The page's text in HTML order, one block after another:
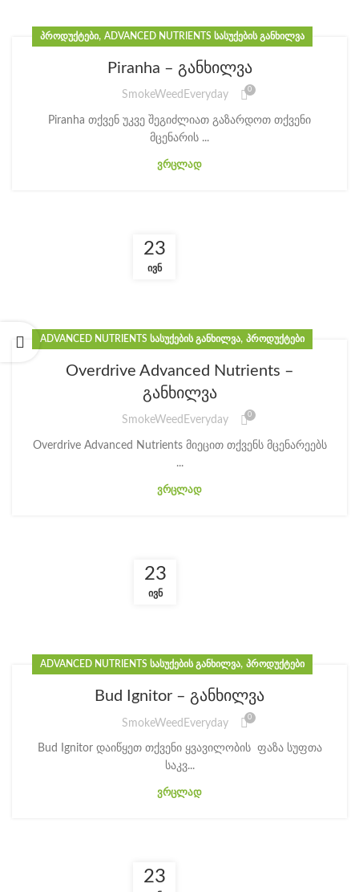
ᲞᲠᲝᲓᲣᲥᲢᲔᲑᲘ, ADVANCED NUTRIENTS ᲡᲐᲡᲣᲥᲔᲑᲘᲡ ᲒᲐᲜᲮᲘᲚᲕᲐ
Piranha – განხილვა
SmokeWeedEveryday 0
Piranha თქვენ უკვე შეგიძლიათ გაზარდოთ თქვენი
მცენარის ...
ᲕᲠᲪᲚᲐᲓ
23
ᲘᲕᲜ
ADVANCED NUTRIENTS ᲡᲐᲡᲣᲥᲔᲑᲘᲡ ᲒᲐᲜᲮᲘᲚᲕᲐ, ᲞᲠᲝᲓᲣᲥᲢᲔᲑᲘ
Overdrive Advanced Nutrients –
განხილვა
SmokeWeedEveryday 0
Overdrive Advanced Nutrients მიეცით თქვენს მცენარეებს
...
ᲕᲠᲪᲚᲐᲓ
23
ᲘᲕᲜ
ADVANCED NUTRIENTS ᲡᲐᲡᲣᲥᲔᲑᲘᲡ ᲒᲐᲜᲮᲘᲚᲕᲐ, ᲞᲠᲝᲓᲣᲥᲢᲔᲑᲘ
Bud Ignitor – განხილვა
SmokeWeedEveryday 0
Bud Ignitor დაიწყეთ თქვენი ყვავილობის ფაზა სუფთა
საკვ...
ᲕᲠᲪᲚᲐᲓ
23